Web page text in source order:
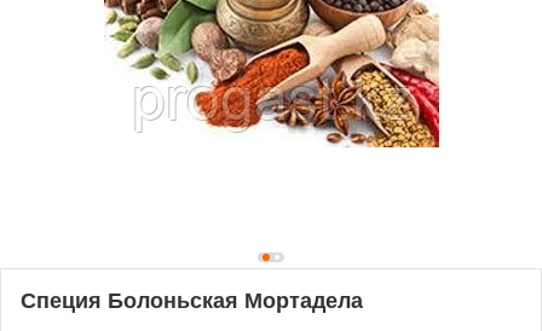
Специя Болоньская Мортадела